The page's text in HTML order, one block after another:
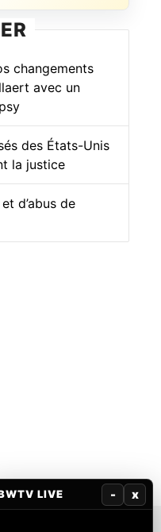
changements
avec un
des États-Unis
la justice
d’abus de
LIVE - x